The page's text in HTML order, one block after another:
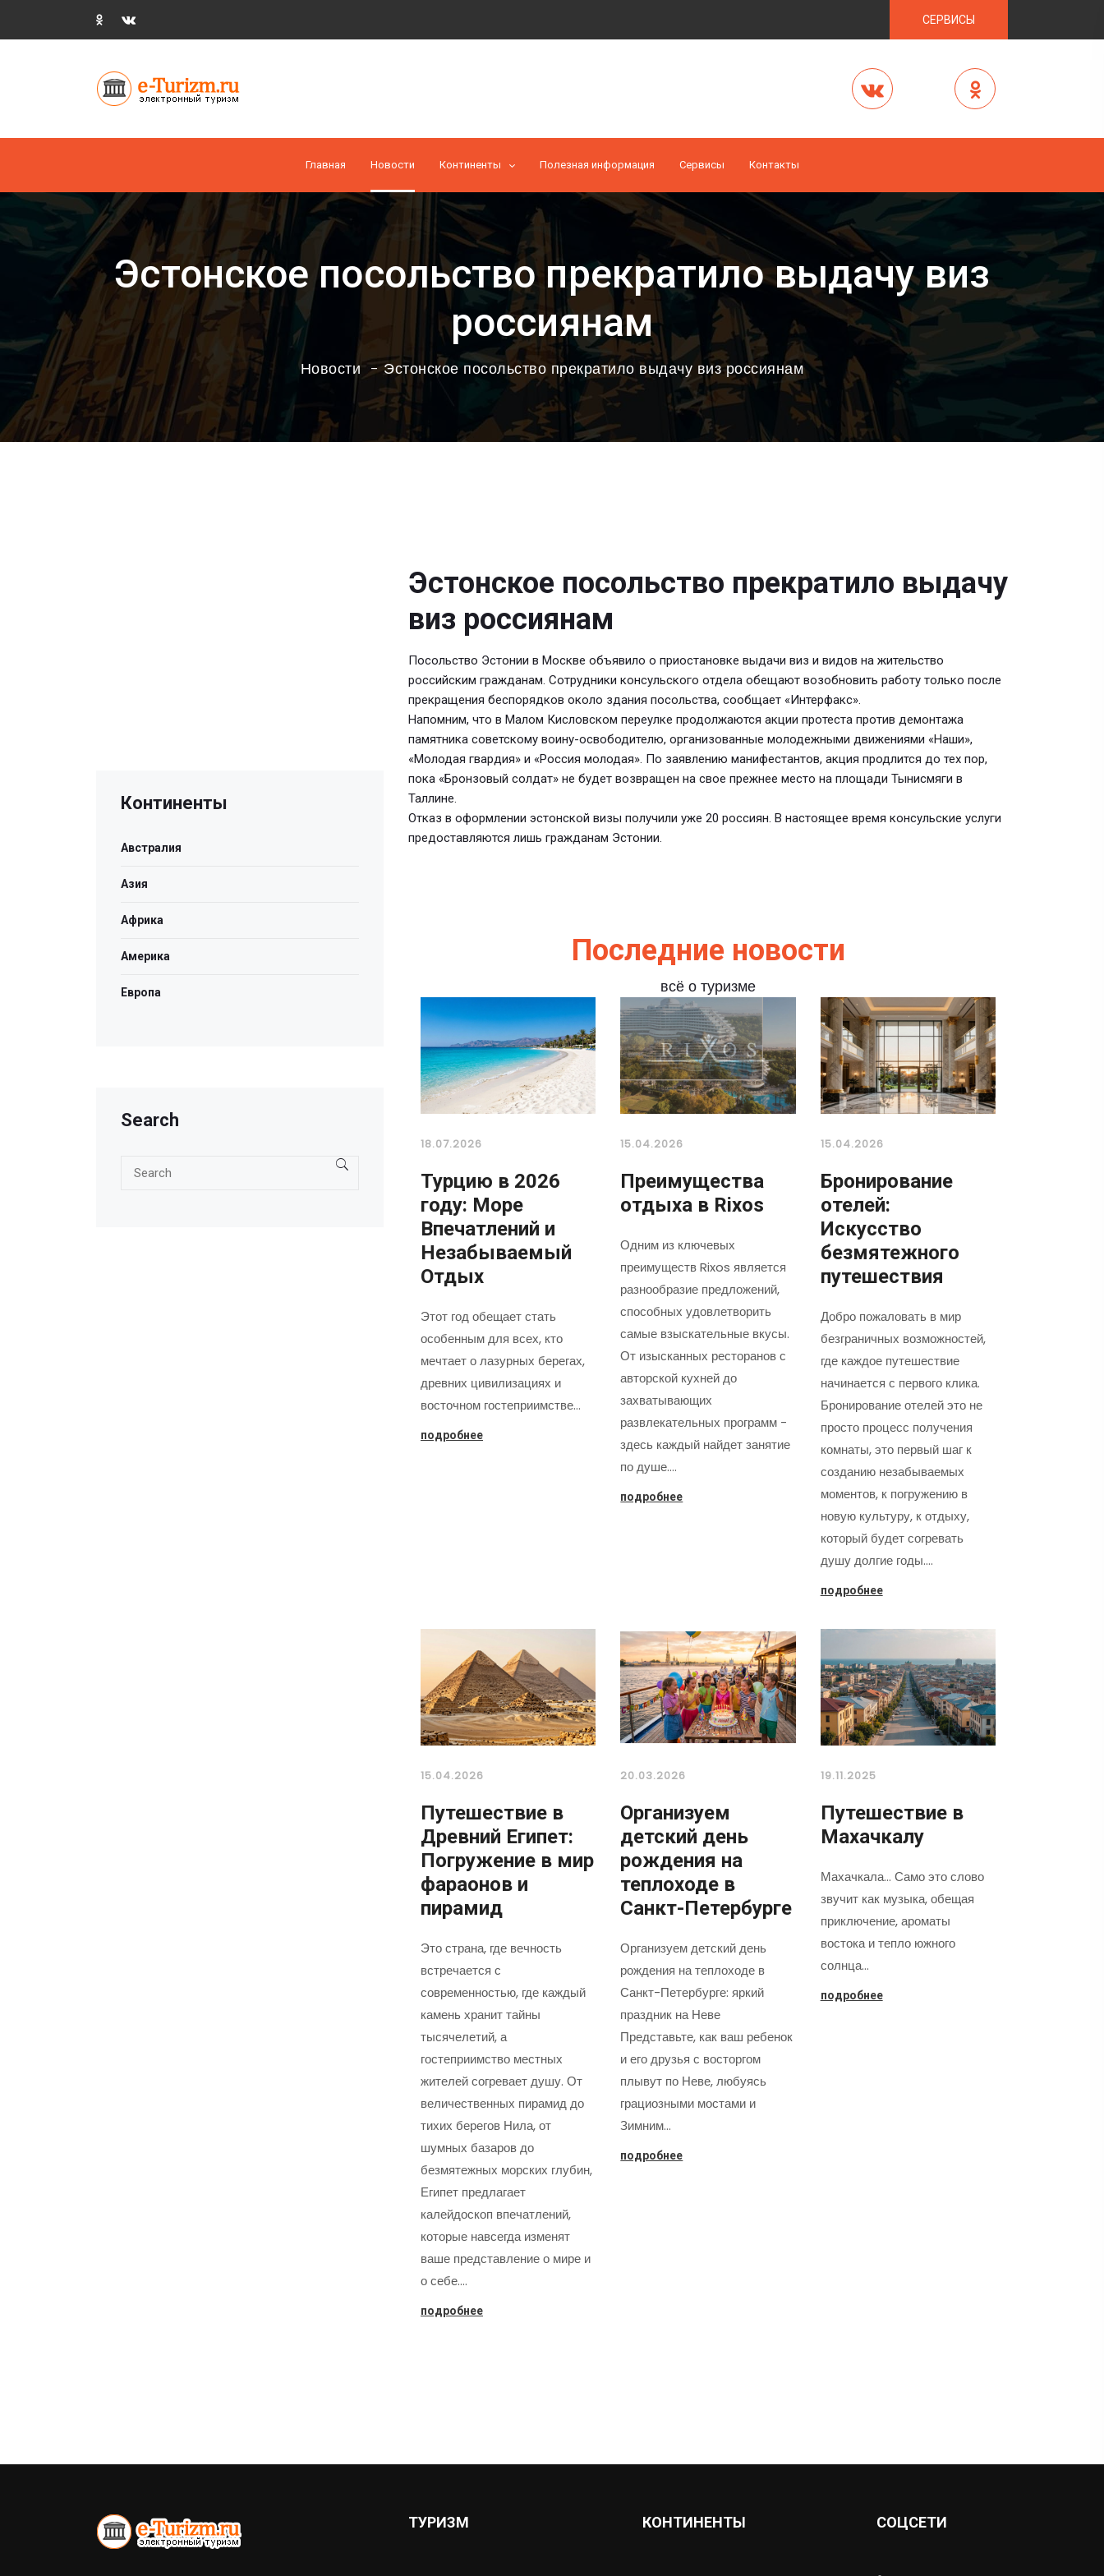
СЕРВИСЫ
Главная Новости Континенты Полезная информация Cервисы Контакты
Эстонское посольство прекратило выдачу виз
россиянам
Новости Эстонское посольство прекратило выдачу виз россиянам
Эстонское посольство прекратило выдачу
виз россиянам
Посольство Эстонии в Москве объявило о приостановке выдачи виз и видов на жительство
российским гражданам. Сотрудники консульского отдела обещают возобновить работу только после
прекращения беспорядков около здания посольства, сообщает «Интерфакс».
Напомним, что в Малом Кисловском переулке продолжаются акции протеста против демонтажа
памятника советскому воину-освободителю, организованные молодежными движениями «Наши»,
«Молодая гвардия» и «Россия молодая». По заявлению манифестантов, акция продлится до тех пор,
пока «Бронзовый солдат» не будет возвращен на свое прежнее место на площади Тынисмяги в
Таллине.
Отказ в оформлении эстонской визы получили уже 20 россиян. В настоящее время консульские услуги
предоставляются лишь гражданам Эстонии.
Последние новости
всё о туризме
18.07.2026
Турцию в 2026
году: Море
Впечатлений и
Незабываемый
Отдых
Этот год обещает стать
особенным для всех, кто
мечтает о лазурных берегах,
древних цивилизациях и
восточном гостеприимстве…
подробнее
15.04.2026
Преимущества
отдыха в Rixos
Одним из ключевых
преимуществ Rixos является
разнообразие предложений,
способных удовлетворить
самые взыскательные вкусы.
От изысканных ресторанов с
авторской кухней до
захватывающих
развлекательных программ -
здесь каждый найдет занятие
по душе.…
подробнее
15.04.2026
Бронирование
отелей:
Искусство
безмятежного
путешествия
Добро пожаловать в мир
безграничных возможностей,
где каждое путешествие
начинается с первого клика.
Бронирование отелей это не
просто процесс получения
комнаты, это первый шаг к
созданию незабываемых
моментов, к погружению в
новую культуру, к отдыху,
который будет согревать
душу долгие годы.…
подробнее
15.04.2026
Путешествие в
Древний Египет:
Погружение в мир
фараонов и
пирамид
Это страна, где вечность
встречается с
современностью, где каждый
камень хранит тайны
тысячелетий, а
гостеприимство местных
жителей согревает душу. От
величественных пирамид до
тихих берегов Нила, от
шумных базаров до
безмятежных морских глубин,
Египет предлагает
калейдоскоп впечатлений,
которые навсегда изменят
ваше представление о мире и
о себе.…
подробнее
20.03.2026
Организуем
детский день
рождения на
теплоходе в
Санкт-Петербурге
Организуем детский день
рождения на теплоходе в
Санкт-Петербурге: яркий
праздник на Неве
Представьте, как ваш ребенок
и его друзья с восторгом
плывут по Неве, любуясь
грациозными мостами и
Зимним…
подробнее
19.11.2025
Путешествие в
Махачкалу
Махачкала... Само это слово
звучит как музыка, обещая
приключение, ароматы
востока и тепло южного
солнца…
подробнее
Континенты
Австралия
Азия
Африка
Америка
Европа
Search
ТУРИЗМ КОНТИНЕНТЫ СОЦСЕТИ